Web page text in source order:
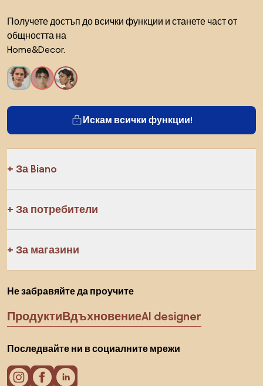
Получете достъп до всички функции и станете част от
общността на
Home&Decor.
Искам всички функции!
За Biano
За потребители
За магазини
Не забравяйте да проучите
ПродуктиВдъхновениеAI designer
Последвайте ни в социалните мрежи